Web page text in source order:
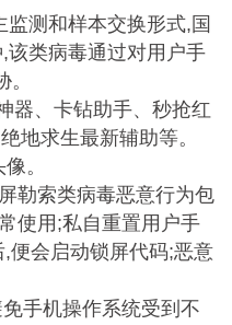
测和样本交换形式,国
该类病毒通过对用户手
器、卡钻助手、秒抢红
地求生最新辅助等。
。
勒索类病毒恶意行为包
使用;私自重置用户手
便会启动锁屏代码;恶意
手机操作系统受到不